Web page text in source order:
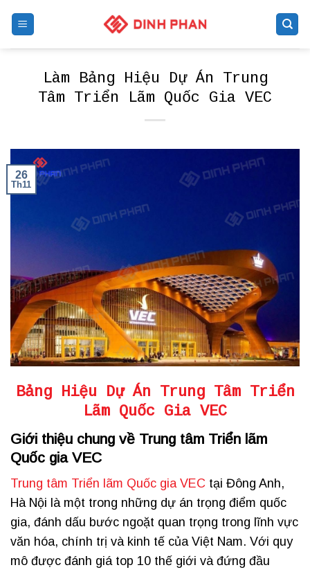
Làm Bảng Hiệu Dự Án Trung
Tâm Triển Lãm Quốc Gia VEC
26
Th11
Bảng Hiệu Dự Án Trung Tâm Triển
Lãm Quốc Gia VEC
Giới thiệu chung về Trung tâm Triển lãm
Quốc gia VEC
Trung tâm Triển lãm Quốc gia VEC tại Đông Anh,
Hà Nội là một trong những dự án trọng điểm quốc
gia, đánh dấu bước ngoặt quan trọng trong lĩnh vực
văn hóa, chính trị và kinh tế của Việt Nam. Với quy
mô được đánh giá top 10 thế giới và đứng đầu